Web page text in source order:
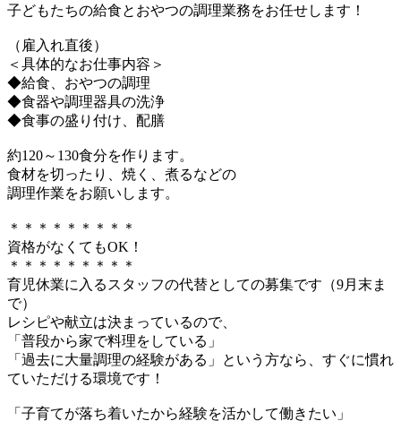
子どもたちの給食とおやつの調理業務をお任せします！
（雇入れ直後）
＜具体的なお仕事内容＞
◆給食、おやつの調理
◆食器や調理器具の洗浄
◆食事の盛り付け、配膳
約120～130食分を作ります。
食材を切ったり、焼く、煮るなどの
調理作業をお願いします。
＊＊＊＊＊＊＊＊＊
資格がなくてもOK！
＊＊＊＊＊＊＊＊＊
育児休業に入るスタッフの代替としての募集です（9月末ま
で）
レシピや献立は決まっているので、
「普段から家で料理をしている」
「過去に大量調理の経験がある」という方なら、すぐに慣れ
ていただける環境です！
「子育てが落ち着いたから経験を活かして働きたい」